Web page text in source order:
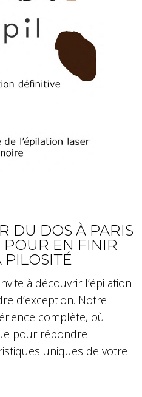
DU DOS À PARIS
POUR EN FINIR
PILOSITÉ
à découvrir l’épilation
d’exception. Notre
complète, où
pour répondre
uniques de votre